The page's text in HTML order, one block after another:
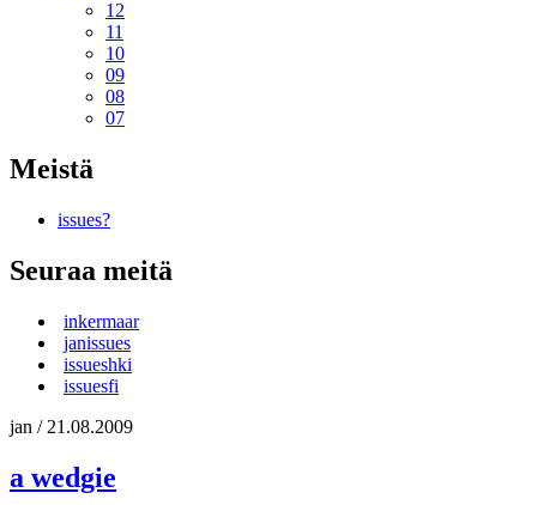
12
11
10
09
08
07
Meistä
issues?
Seuraa meitä
inkermaar
janissues
issueshki
issuesfi
jan / 21.08.2009
a wedgie